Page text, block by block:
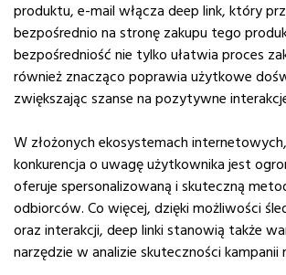
produktu, e-mail włącza deep link, który
bezpośrednio na stronę zakupu tego
bezpośredniość nie tylko ułatwia proces
również znacząco poprawia użytkowe
zwiększając szanse na pozytywne
W złożonych ekosystemach
konkurencja o uwagę użytkownika jest
oferuje spersonalizowaną i skuteczną
odbiorców. Co więcej, dzięki możliwości
oraz interakcji, deep linki stanowią także
narzędzie w analizie skuteczności kampanii